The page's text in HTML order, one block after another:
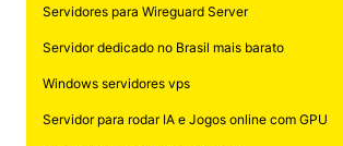
Servidores para Wireguard Server
Servidor dedicado no Brasil mais barato
Windows servidores vps
Servidor para rodar IA e Jogos online com GPU